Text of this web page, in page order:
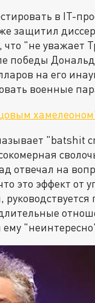
в IT-
защитил
"не уважает
победы
на его
военные
"batshit
отвечал на
это эффект от
ему